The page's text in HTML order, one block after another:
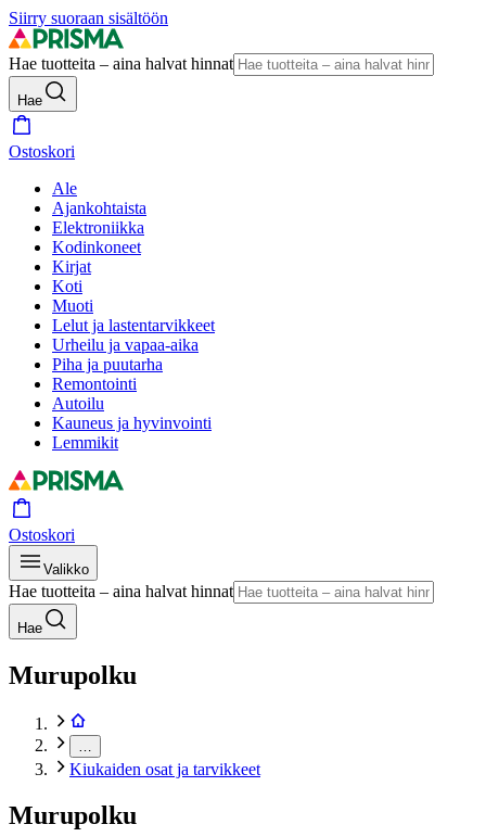
Siirry suoraan sisältöön
Hae tuotteita – aina halvat hinnat
Hae
Ostoskori
Ale
Ajankohtaista
Elektroniikka
Kodinkoneet
Kirjat
Koti
Muoti
Lelut ja lastentarvikkeet
Urheilu ja vapaa-aika
Piha ja puutarha
Remontointi
Autoilu
Kauneus ja hyvinvointi
Lemmikit
Ostoskori
Valikko
Hae tuotteita – aina halvat hinnat
Hae
Murupolku
Kiukaiden osat ja tarvikkeet
Murupolku